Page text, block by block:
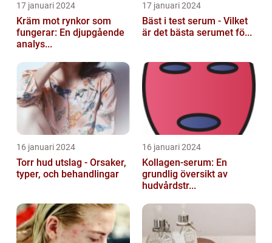
17 januari 2024
Kräm mot rynkor som
fungerar: En djupgående
analys...
17 januari 2024
Bäst i test serum - Vilket
är det bästa serumet fö...
16 januari 2024
Torr hud utslag - Orsaker,
typer, och behandlingar
16 januari 2024
Kollagen-serum: En
grundlig översikt av
hudvårdstr...